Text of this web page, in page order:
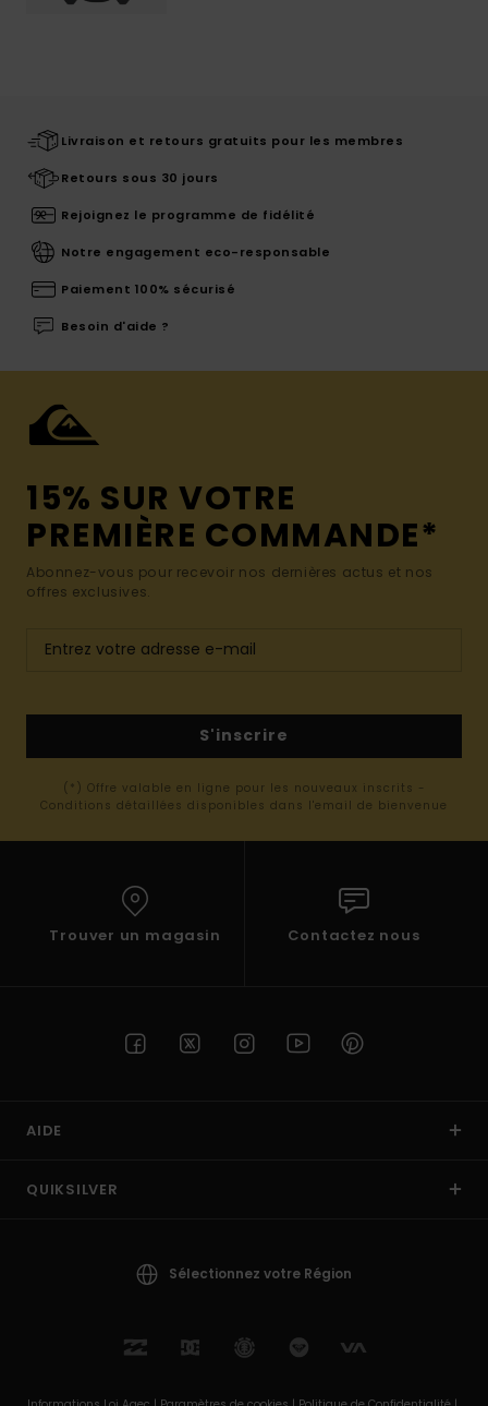
Livraison et retours gratuits pour les membres
Retours sous 30 jours
Rejoignez le programme de fidélité
Notre engagement eco-responsable
Paiement 100% sécurisé
Besoin d'aide ?
15% SUR VOTRE
PREMIÈRE COMMANDE*
Abonnez-vous pour recevoir nos dernières actus et nos
offres exclusives.
S'inscrire
(*) Offre valable en ligne pour les nouveaux inscrits -
Conditions détaillées disponibles dans l'email de bienvenue
Trouver un magasin Contactez nous
AIDE
QUIKSILVER
Sélectionnez votre Région